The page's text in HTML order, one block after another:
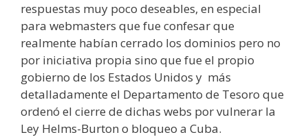
respuestas muy poco deseables, en especial
para webmasters que fue confesar que
realmente habían cerrado los dominios pero no
por iniciativa propia sino que fue el propio
gobierno de los Estados Unidos y más
detalladamente el Departamento de Tesoro que
ordenó el cierre de dichas webs por vulnerar la
Ley Helms-Burton o bloqueo a Cuba.